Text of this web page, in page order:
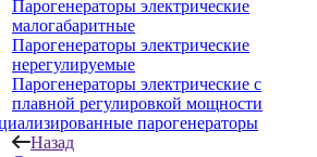
Парогенераторы электрические
малогабаритные
Парогенераторы электрические
нерегулируемые
Парогенераторы электрические с
плавной регулировкой мощности
парогенераторы
Назад